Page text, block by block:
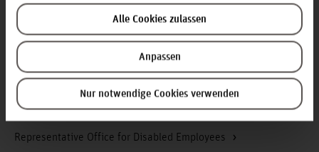
Alle Cookies zulassen
Anpassen
Nur notwendige Cookies verwenden
Gender equality
iCMS
Library
Management of Accounting, Controlling & Finance
Occupational safety
Representative Office for Disabled Employees